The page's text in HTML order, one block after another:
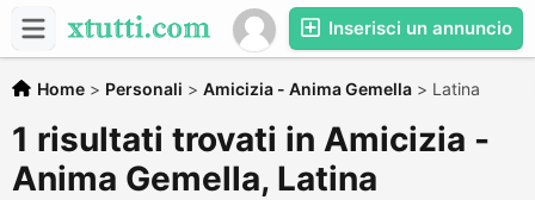
Inserisci un annuncio
Home > Personali > Amicizia - Anima Gemella > Latina
1 risultati trovati in Amicizia -
Anima Gemella, Latina